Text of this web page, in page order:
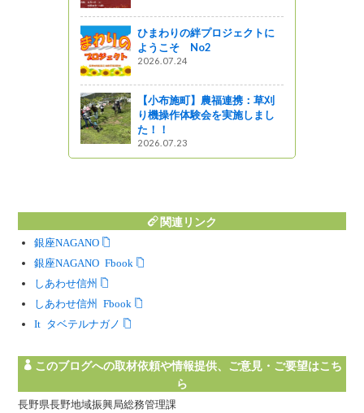
ひまわりの絆プロジェクトに
ようこそ No2
2026.07.24
【小布施町】農福連携：草刈
り機操作体験会を実施しまし
た！！
2026.07.23
関連リンク
銀座NAGANO
銀座NAGANO Facebook
しあわせ信州
しあわせ信州 Facebook
Instagram タベテルナガノ
このブログへの取材依頼や情報提供、ご意見・ご要望はこち
ら
長野県長野地域振興局総務管理課